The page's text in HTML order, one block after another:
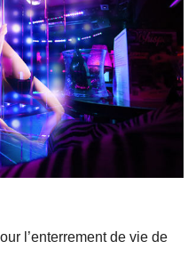
l’enterrement de vie de